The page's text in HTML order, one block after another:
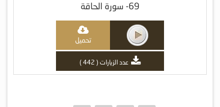
69- سورة الحاقة
تحميل
عدد الزيارات ( 442 )